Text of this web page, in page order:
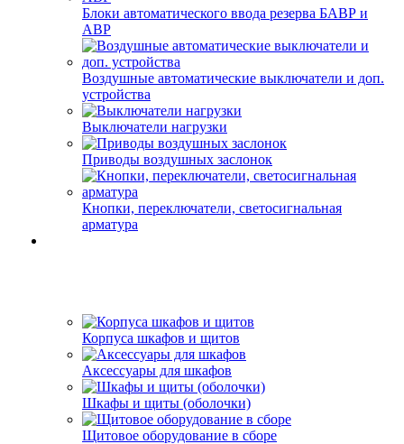
Блоки автоматического ввода резерва БАВР и
АВР
Воздушные автоматические выключатели и доп.
устройства
Выключатели нагрузки
Приводы воздушных заслонок
Кнопки, переключатели, светосигнальная
арматура
Корпуса шкафов и щитов
Аксессуары для шкафов
Шкафы и щиты (оболочки)
Щитовое оборудование в сборе